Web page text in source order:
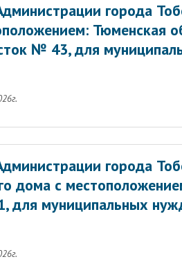
города
Тюменская
№ 43, для
города
дома с
для муниципальных